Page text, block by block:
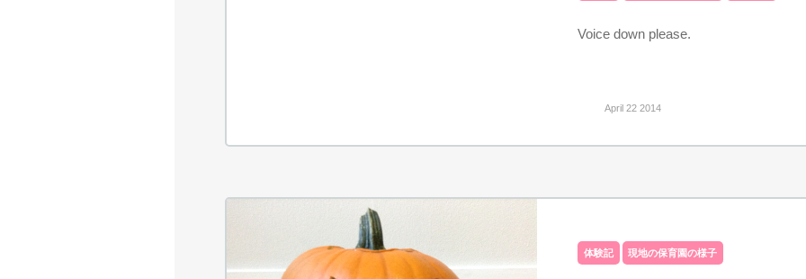
Voice down please.
April 22 2014
体験記 現地の保育園の様子